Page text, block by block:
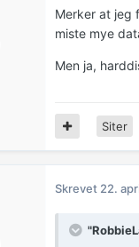
Merker at jeg
miste mye
Men ja,
Siter
Skrevet 22.